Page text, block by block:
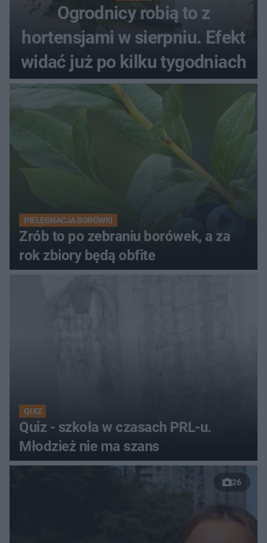
Ogrodnicy robią to z
hortensjami w sierpniu. Efekt
widać już po kilku tygodniach
PIELĘGNACJA BORÓWKI
Zrób to po zebraniu borówek, a za
rok zbiory będą obfite
QUIZ
Quiz - szkoła w czasach PRL-u.
Młodzież nie ma szans
26